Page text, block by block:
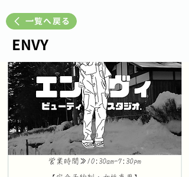
一覧へ戻る
ENVY